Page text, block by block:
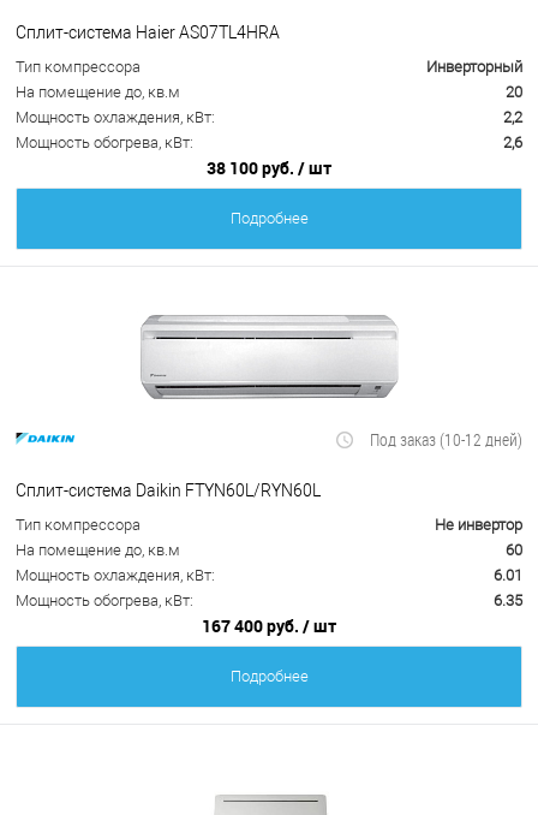
Сплит-система Haier AS07TL4HRA
Тип компрессора
Инверторный
На помещение до, кв.м
20
Мощность охлаждения, кВт:
2,2
Мощность обогрева, кВт:
2,6
38 100 руб. / шт
Подробнее
Под заказ (10-12 дней)
Сплит-система Daikin FTYN60L/RYN60L
Тип компрессора
Не инвертор
На помещение до, кв.м
60
Мощность охлаждения, кВт:
6.01
Мощность обогрева, кВт:
6.35
167 400 руб. / шт
Подробнее